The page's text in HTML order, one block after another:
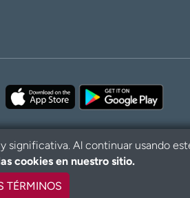
significativa. Al continuar usando
cookies en nuestro sitio.
TÉRMINOS